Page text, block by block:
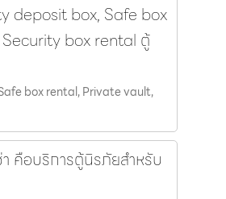
deposit box, Safe box
box rental ตู้
box rental, Private vault,
คือบริการตู้นิรภัยสำหรับ